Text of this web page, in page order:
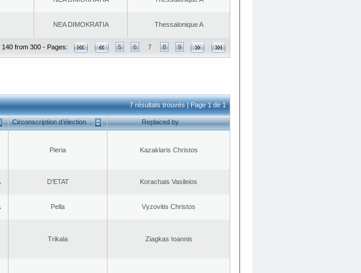
NEA DΙMOKRATIA Thessalonique A
from 300 - Pages: 5 6 7 8 9
7 résultats trouvés | Page 1 de 1
Circonscription d’élection Replaced by
Pieria Kazaklaris Christos
D’ETAT Korachais Vasileios
Pella Vyzovitis Christos
Trikala Ziagkas Ioannis